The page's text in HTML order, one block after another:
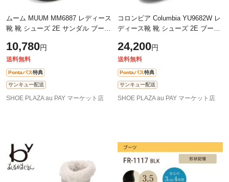
ムーム MUUM MM6887 レディース
靴 靴 シューズ 2E サンダル ブーツ
チュール メッシュ 通気性 ファス
10,780円
送料無料
Pontaパス特典
サンキュー配送
SHOE PLAZA au PAY マーケット店
コロンビア Columbia YU9682W レ
ディース靴 靴 シューズ 2E ブーツ
水 防寒 ショート クッション性 保
温
24,200円
送料無料
Pontaパス特典
サンキュー配送
SHOE PLAZA au PAY マーケット店